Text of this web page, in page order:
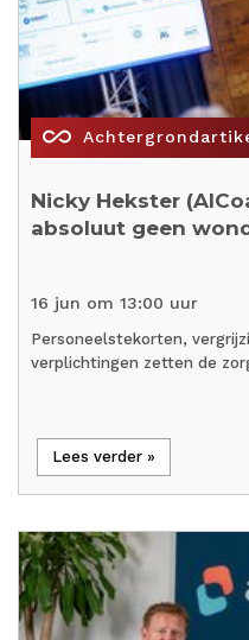
all_inclusive
Nicky Hekster
absoluut geen
16 jun om 13:00 uur
Personeelstekorten,
verplichtingen zetten de
Lees verder »